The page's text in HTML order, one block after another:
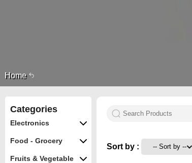
Home
Categories
Electronics
Food - Grocery
Fruits & Vegetable
Sort by :